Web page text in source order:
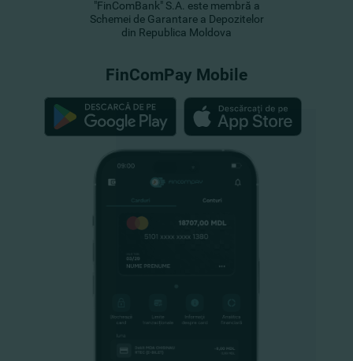
"FinComBank" S.A. este membră a
Schemei de Garantare a Depozitelor
din Republica Moldova
FinComPay Mobile